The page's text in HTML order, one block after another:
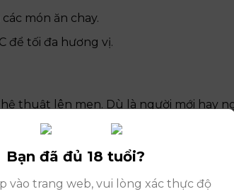
món ăn chay.
để tối đa hương vị.
thuật lên men. Dù là người mới hay
Bạn đã đủ 18 tuổi?
vào trang web, vui lòng xác thực độ